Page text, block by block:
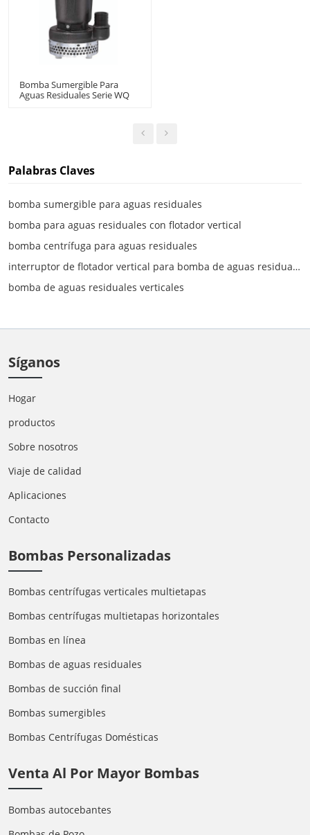
Bomba Sumergible Para
Aguas Residuales Serie WQ
Palabras Claves
bomba sumergible para aguas residuales
bomba para aguas residuales con flotador vertical
bomba centrífuga para aguas residuales
interruptor de flotador vertical para bomba de aguas residuales
bomba de aguas residuales verticales
Síganos
Hogar
productos
Sobre nosotros
Viaje de calidad
Aplicaciones
Contacto
Bombas Personalizadas
Bombas centrífugas verticales multietapas
Bombas centrífugas multietapas horizontales
Bombas en línea
Bombas de aguas residuales
Bombas de succión final
Bombas sumergibles
Bombas Centrífugas Domésticas
Venta Al Por Mayor Bombas
Bombas autocebantes